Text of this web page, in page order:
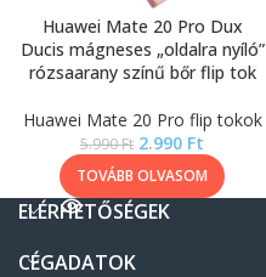
Huawei Mate 20 Pro Dux
Ducis mágneses „oldalra nyíló”
rózsaarany színű bőr flip tok
Huawei Mate 20 Pro flip tokok
5.990Ft 2.990 Ft
TOVÁBB OLVASOM
ELÉRHETŐSÉGEK
CÉGADATOK